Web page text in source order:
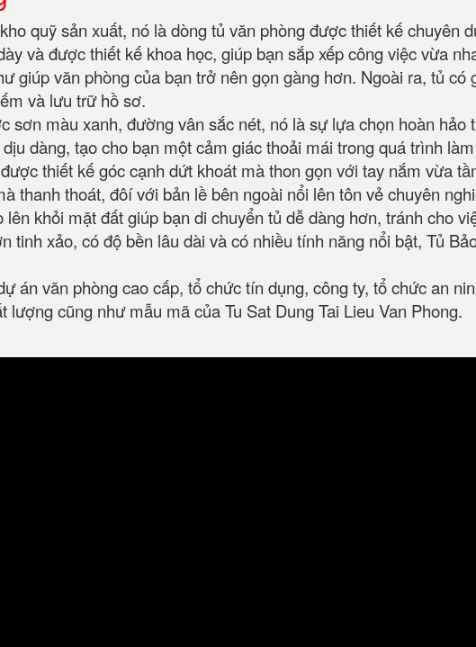
quỹ sản xuất, nó là dòng tủ văn phòng được thiết kế chuyên
và được thiết kế khoa học, giúp bạn sắp xếp công việc vừa
giúp văn phòng của bạn trở nên gọn gàng hơn. Ngoài ra, tủ có
và lưu trữ hồ sơ.
sơn màu xanh, đường vân sắc nét, nó là sự lựa chọn hoàn hảo
dàng, tạo cho bạn một cảm giác thoải mái trong quá trình
thiết kế góc cạnh dứt khoát mà thon gọn với tay nắm vừa
thanh thoát, đôí với bản lề bên ngoài nổi lên tôn vẻ chuyên
khỏi mặt đất giúp bạn di chuyển tủ dễ dàng hơn, tránh cho
tinh xảo, có độ bền lâu dài và có nhiều tính năng nổi bật, Tủ
án văn phòng cao cấp, tổ chức tín dụng, công ty, tổ chức an
cũng như mẫu mã của Tu Sat Dung Tai Lieu Van Phong.